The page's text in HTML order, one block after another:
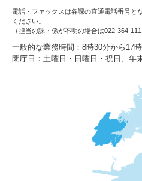
電話・ファックスは各課の直通電話番号と
ください。
（担当の課・係が不明の場合は022-364-
一般的な業務時間：8時30分から17
閉庁日：土曜日・日曜日・祝日、年